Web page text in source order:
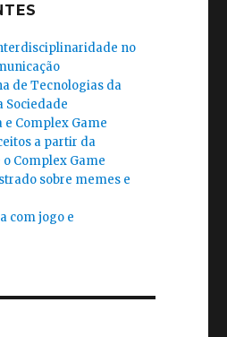
no
de Tecnologias da
Sociedade
Complex Game
a partir da
Complex Game
sobre memes e
com jogo e